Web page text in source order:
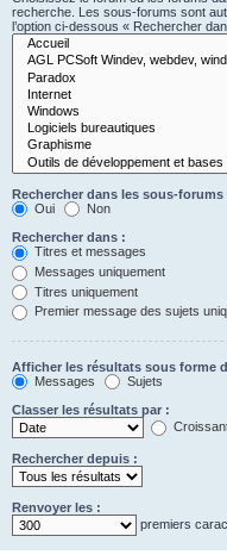
recherche. Les sous-forums sont
l’option ci-dessous « Rechercher
Rechercher dans les sous-forums
Oui
Non
Rechercher dans :
Titres et messages
Messages uniquement
Titres uniquement
Premier message des sujets
Afficher les résultats sous forme
Messages
Sujets
Classer les résultats par :
Rechercher depuis :
Renvoyer les :
premiers